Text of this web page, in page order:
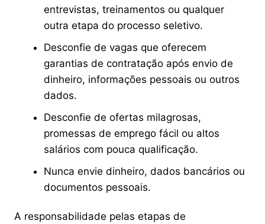
entrevistas, treinamentos ou qualquer
outra etapa do processo seletivo.
Desconfie de vagas que oferecem
garantias de contratação após envio de
dinheiro, informações pessoais ou outros
dados.
Desconfie de ofertas milagrosas,
promessas de emprego fácil ou altos
salários com pouca qualificação.
Nunca envie dinheiro, dados bancários ou
documentos pessoais.
A responsabilidade pelas etapas de